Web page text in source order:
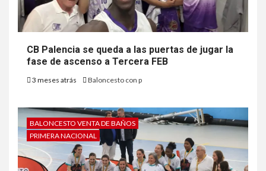
CB Palencia se queda a las puertas de jugar la
fase de ascenso a Tercera FEB
3 meses atrás Baloncesto con p
BALONCESTO VENTA DE BAÑOS
PRIMERA NACIONAL